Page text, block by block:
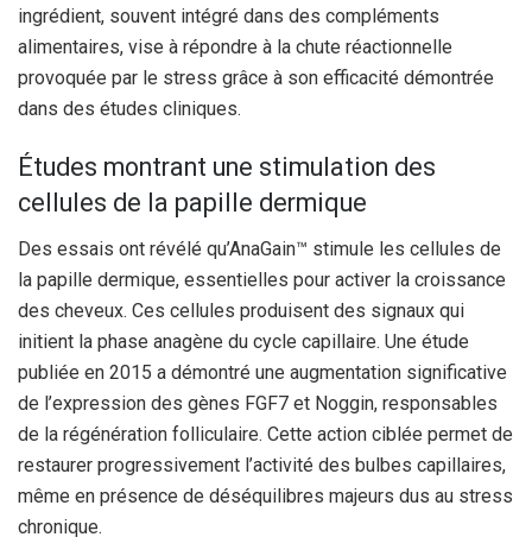
ingrédient, souvent intégré dans des compléments
alimentaires, vise à répondre à la chute réactionnelle
provoquée par le stress grâce à son efficacité démontrée
dans des études cliniques.
Études montrant une stimulation des
cellules de la papille dermique
Des essais ont révélé qu’AnaGain™ stimule les cellules de
la papille dermique, essentielles pour activer la croissance
des cheveux. Ces cellules produisent des signaux qui
initient la phase anagène du cycle capillaire. Une étude
publiée en 2015 a démontré une augmentation significative
de l’expression des gènes FGF7 et Noggin, responsables
de la régénération folliculaire. Cette action ciblée permet de
restaurer progressivement l’activité des bulbes capillaires,
même en présence de déséquilibres majeurs dus au stress
chronique.